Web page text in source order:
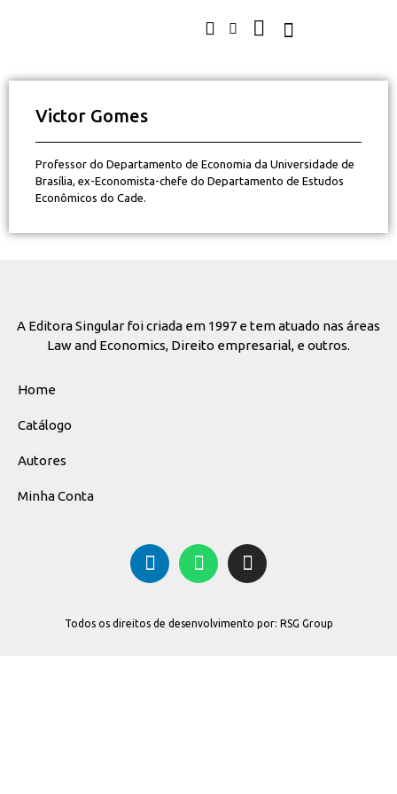
Victor Gomes
Professor do Departamento de Economia da Universidade de
Brasília, ex-Economista-chefe do Departamento de Estudos
Econômicos do Cade.
A Editora Singular foi criada em 1997 e tem atuado nas áreas
Law and Economics, Direito empresarial, e outros.
Home
Catálogo
Autores
Minha Conta
Todos os direitos de desenvolvimento por: RSG Group